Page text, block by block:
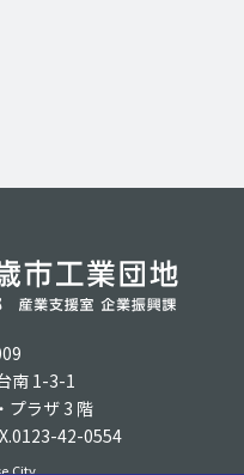
南 1-3-1
プラザ 3 階
42-0554
City